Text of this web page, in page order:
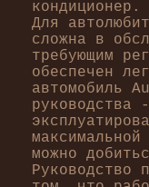
кондиционер.
Для
сложна в
требующим
обеспечен
автомобиль
руководства
можно
Руководство